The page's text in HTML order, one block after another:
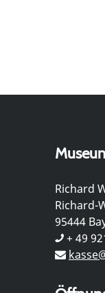
Richard
Richard-
95444
+ 49